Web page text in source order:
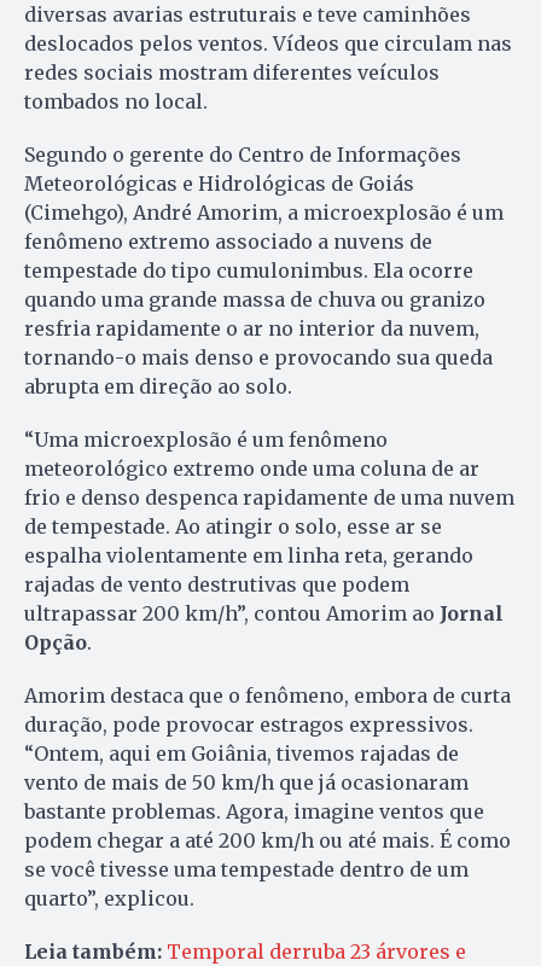
diversas avarias estruturais e teve caminhões
deslocados pelos ventos. Vídeos que circulam nas
redes sociais mostram diferentes veículos
tombados no local.
Segundo o gerente do Centro de Informações
Meteorológicas e Hidrológicas de Goiás
(Cimehgo), André Amorim, a microexplosão é um
fenômeno extremo associado a nuvens de
tempestade do tipo cumulonimbus. Ela ocorre
quando uma grande massa de chuva ou granizo
resfria rapidamente o ar no interior da nuvem,
tornando-o mais denso e provocando sua queda
abrupta em direção ao solo.
“Uma microexplosão é um fenômeno
meteorológico extremo onde uma coluna de ar
frio e denso despenca rapidamente de uma nuvem
de tempestade. Ao atingir o solo, esse ar se
espalha violentamente em linha reta, gerando
rajadas de vento destrutivas que podem
ultrapassar 200 km/h”, contou Amorim ao Jornal
Opção.
Amorim destaca que o fenômeno, embora de curta
duração, pode provocar estragos expressivos.
“Ontem, aqui em Goiânia, tivemos rajadas de
vento de mais de 50 km/h que já ocasionaram
bastante problemas. Agora, imagine ventos que
podem chegar a até 200 km/h ou até mais. É como
se você tivesse uma tempestade dentro de um
quarto”, explicou.
Leia também: Temporal derruba 23 árvores e